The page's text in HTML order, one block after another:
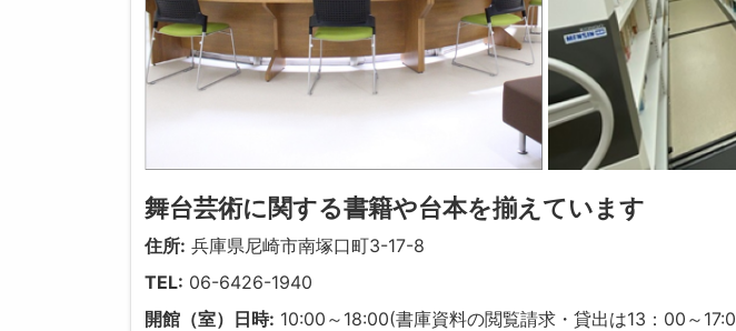
舞台芸術に関する書籍や台本を揃えています
住所: 兵庫県尼崎市南塚口町3-17-8
TEL: 06-6426-1940
開館（室）日時: 10:00～18:00(書庫資料の閲覧請求・貸出は13：00～